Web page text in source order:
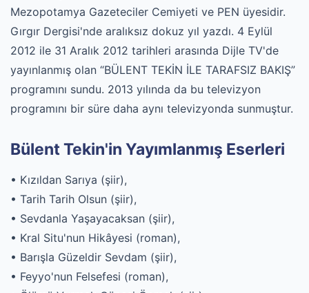
Mezopotamya Gazeteciler Cemiyeti ve PEN üyesidir.
Gırgır Dergisi'nde aralıksız dokuz yıl yazdı. 4 Eylül
2012 ile 31 Aralık 2012 tarihleri arasında Dijle TV'de
yayınlanmış olan “BÜLENT TEKİN İLE TARAFSIZ BAKIŞ”
programını sundu. 2013 yılında da bu televizyon
programını bir süre daha aynı televizyonda sunmuştur.
Bülent Tekin'in Yayımlanmış Eserleri
• Kızıldan Sarıya (şiir),
• Tarih Tarih Olsun (şiir),
• Sevdanla Yaşayacaksan (şiir),
• Kral Situ'nun Hikâyesi (roman),
• Barışla Güzeldir Sevdam (şiir),
• Feyyo'nun Felsefesi (roman),